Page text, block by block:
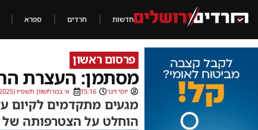
חדשות חרדים ספרא
פרסום ראשון
מסתמן: העצרת
יוסי וינר 15:16 א׳ במרחשוון תשפ״ו (23/10/2025)
מגעים מתקדמים לקיום
הוחלט על הצטרפותה